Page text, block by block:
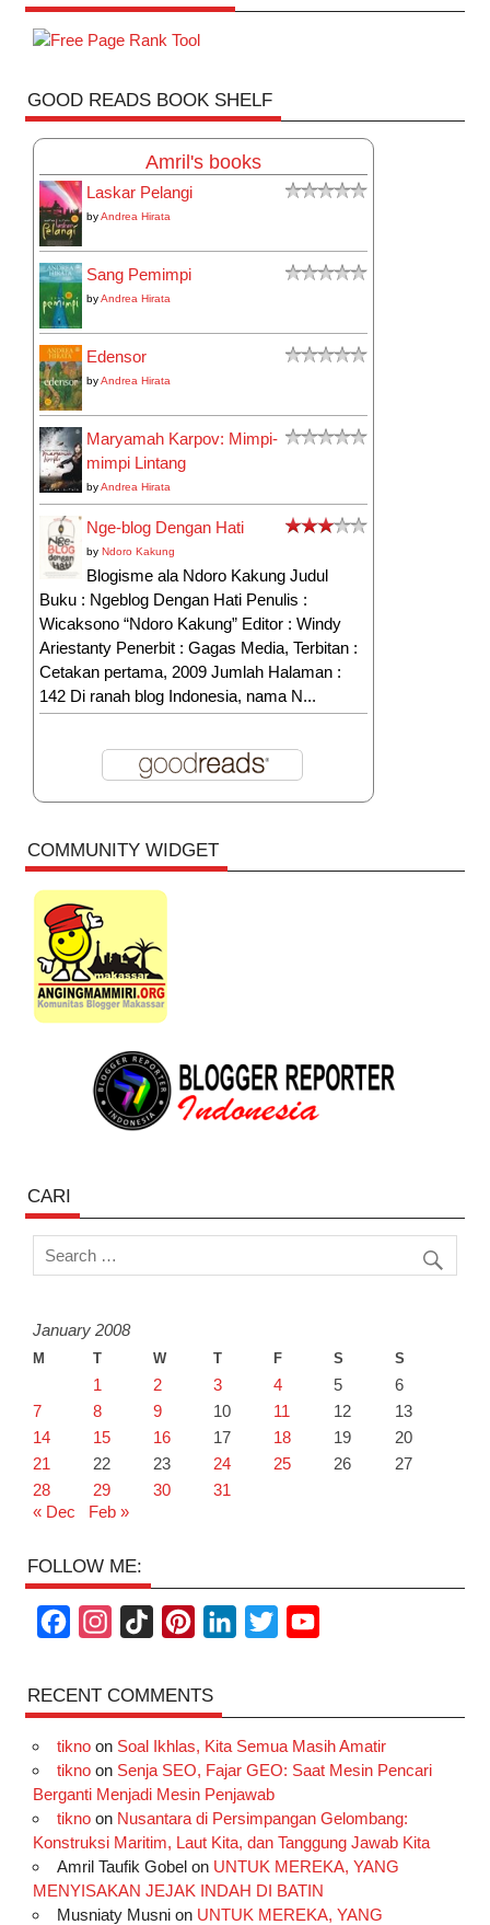
GOOD READS BOOK SHELF
Amril's books
Laskar Pelangi
byAndrea Hirata
Sang Pemimpi
byAndrea Hirata
Edensor
byAndrea Hirata
Maryamah Karpov: Mimpi-
mimpi Lintang
byAndrea Hirata
Nge-blog Dengan Hati
by Ndoro Kakung
Blogisme ala Ndoro Kakung Judul
Buku : Ngeblog Dengan Hati Penulis :
Wicaksono “Ndoro Kakung” Editor : Windy
Ariestanty Penerbit : Gagas Media, Terbitan :
Cetakan pertama, 2009 Jumlah Halaman :
142 Di ranah blog Indonesia, nama N...
COMMUNITY WIDGET
CARI
January 2008
M T W T F S S
1 2 3 4 5
6
7
8 9 10 11 12
13
14
15 16 17 18 19
20
21
22 23 24 25 26
27
28
29 30
31
« Dec
Feb »
FOLLOW ME:
c
e
b
o
k
s
t
a
r
a
m
k
T
o
k
n
t
e
e
s
k
e
I
n
t
t
r
T
u
e
RECENT COMMENTS
tiknoon Soal Ikhlas, Kita Semua Masih Amatir
tiknoon Senja SEO, Fajar GEO: Saat Mesin Pencari
Berganti Menjadi Mesin Penjawab
tiknoon Nusantara di Persimpangan Gelombang:
Konstruksi Maritim, Laut Kita, dan Tanggung Jawab Kita
Amril Taufik Gobelon UNTUK MEREKA, YANG
MENYISAKAN JEJAK INDAH DI BATIN
Musniaty Musnion UNTUK MEREKA, YANG